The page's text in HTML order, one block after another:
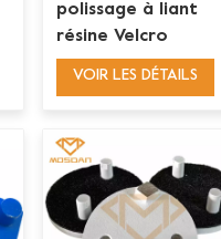
polissage à liant
résine Velcro
Werkmaster pour
VOIR LES DÉTAILS